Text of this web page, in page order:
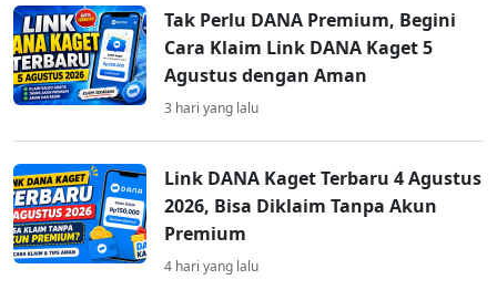
Tak Perlu DANA Premium, Begini
Cara Klaim Link DANA Kaget 5
Agustus dengan Aman
3 hari yang lalu
Link DANA Kaget Terbaru 4 Agustus
2026, Bisa Diklaim Tanpa Akun
Premium
4 hari yang lalu